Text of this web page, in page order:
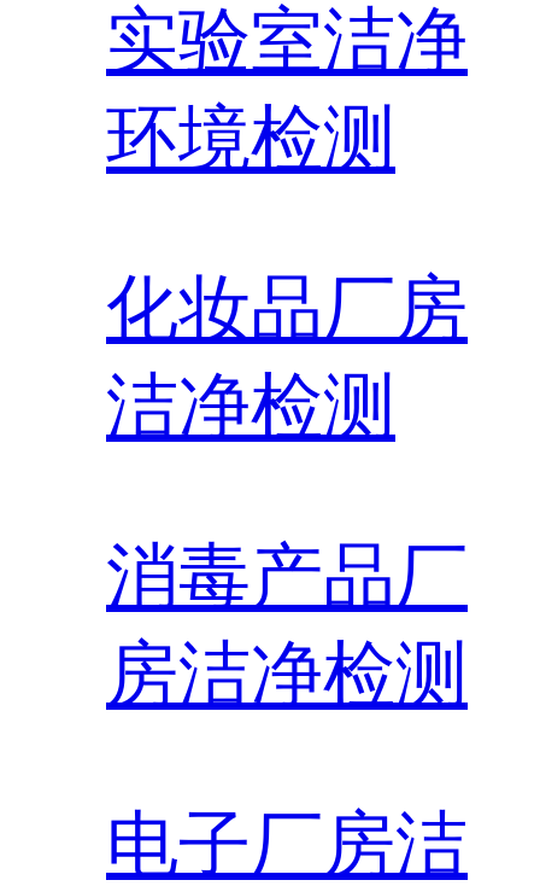
实验室洁净
环境检测
化妆品厂房
洁净检测
消毒产品厂
房洁净检测
电子厂房洁